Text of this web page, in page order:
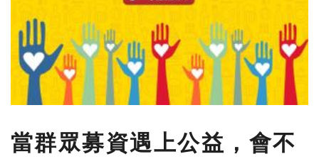
當群眾募資遇上公益，會不